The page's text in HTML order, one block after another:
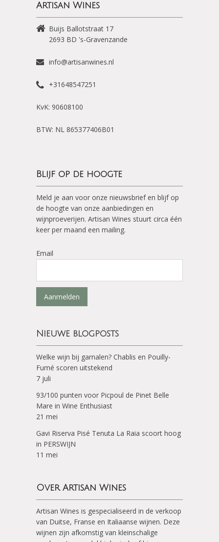
Artisan Wines
Buijs Ballotstraat 17
2693 BD 's-Gravenzande
info@artisanwines.nl
+31648547251
KvK: 90608100
BTW: NL 865377406B01
Blijf op de hoogte
Meld je aan voor onze nieuwsbrief en blijf op
de hoogte van onze aanbiedingen en
wijnproeverijen. Artisan Wines stuurt circa één
keer per maand een mailing.
Email
Aanmelden
Nieuwe blogposts
Welke wijn bij garnalen? Chablis en Pouilly-
Fumé scoren uitstekend
7 juli
93/100 punten voor Picpoul de Pinet Belle
Mare in Wine Enthusiast
21 mei
Gavi Riserva Pisé Tenuta La Raia scoort hoog
in PERSWIJN
11 mei
Over Artisan Wines
Artisan Wines is gespecialiseerd in de verkoop
van Duitse, Franse en Italiaanse wijnen. Deze
wijnen zijn afkomstig van kleinschalige